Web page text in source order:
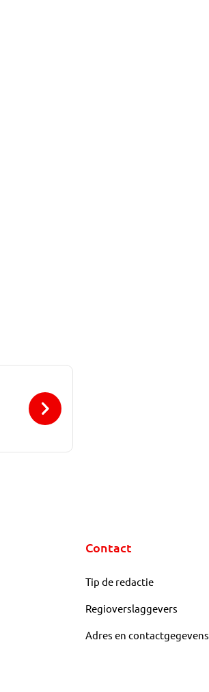
Contact
Tip de redactie
Regioverslaggevers
Adres en contactgegevens